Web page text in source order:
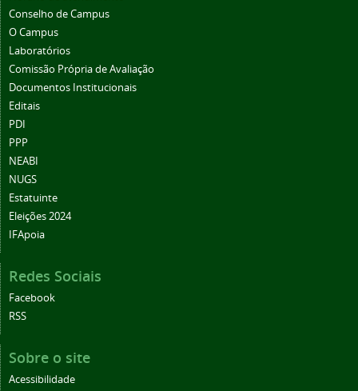
Conselho de Campus
O Campus
Laboratórios
Comissão Própria de Avaliação
Documentos Institucionais
Editais
PDI
PPP
NEABI
NUGS
Estatuinte
Eleições 2024
IFApoia
Redes Sociais
Facebook
RSS
Sobre o site
Acessibilidade